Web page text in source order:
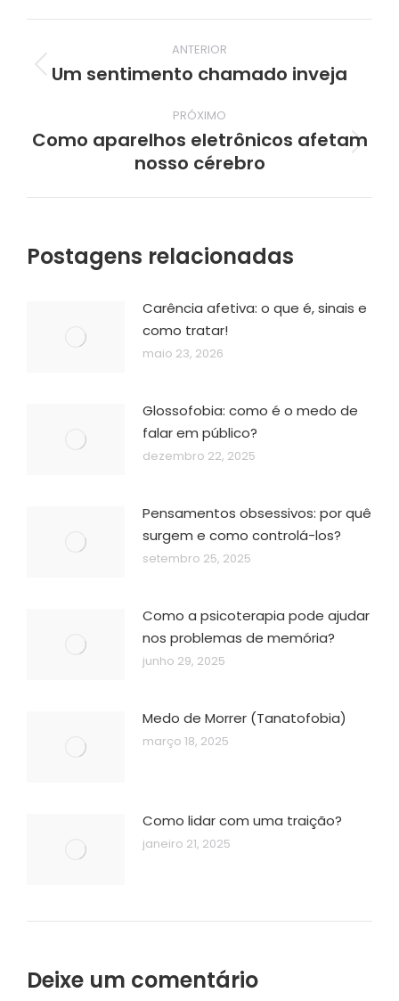
Navegação
de
ANTERIOR
Post
Um sentimento chamado inveja
PRÓXIMO
Próximo
post:
Como aparelhos eletrônicos afetam
nosso cérebro
Postagens relacionadas
Carência afetiva: o que é, sinais e
como tratar!
maio 23, 2026
Glossofobia: como é o medo de
falar em público?
dezembro 22, 2025
Pensamentos obsessivos: por quê
surgem e como controlá-los?
setembro 25, 2025
Como a psicoterapia pode ajudar
nos problemas de memória?
junho 29, 2025
Medo de Morrer (Tanatofobia)
março 18, 2025
Como lidar com uma traição?
janeiro 21, 2025
Deixe um comentário